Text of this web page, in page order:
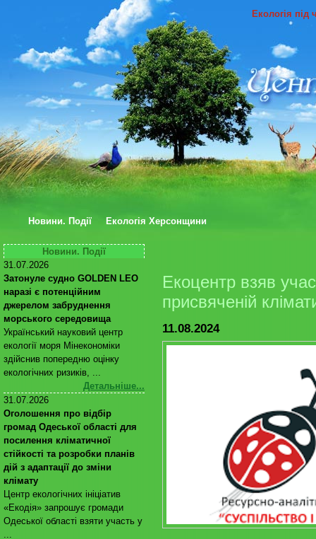
Екологія під
Новини. Події Екологія Херсонщини
Новини. Події
31.07.2026
Затонуле судно GOLDEN LEO
наразі є потенційним
джерелом забруднення
морського середовища
Український науковий центр
екології моря Мінекономіки
здійснив попередню оцінку
екологічних ризиків, ...
Детальніше...
31.07.2026
Оголошення про відбір
громад Одеської області для
посилення кліматичної
стійкості та розробки планів
дій з адаптації до зміни
клімату
Центр екологічних ініціатив
«Екодія» запрошує громади
Одеської області взяти участь у
...
Екоцентр взяв
присвяченій
11.08.2024